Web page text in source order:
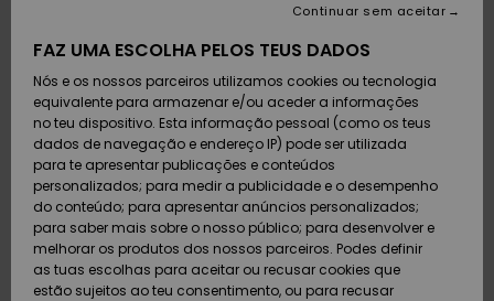
Calçado e
chinelos
Surfe/água
Snow
Calçado e
chinelos
Surfe/água
Neve
MULHER
chegados
Highlights
Snow
SURF
Crianças
Highlights
Community
SNOW
Artigos
Criança
Snow Shop
Feminino
Highlights
DUPLA
PROMO
Criança
Outlet
Mulher
Devoluções
Pagamento
Cartão
presente
Quiksilver
Freedom
FAZ UMA ESCOLHA PELOS TEUS DADOS
Nós e os nossos parceiros utilizamos cookies ou tecnologia
equivalente para armazenar e/ou aceder a informações
no teu dispositivo. Esta informação pessoal (como os teus
dados de navegação e endereço IP) pode ser utilizada
para te apresentar publicações e conteúdos
personalizados; para medir a publicidade e o desempenho
do conteúdo; para apresentar anúncios personalizados;
para saber mais sobre o nosso público; para desenvolver e
melhorar os produtos dos nossos parceiros. Podes definir
as tuas escolhas para aceitar ou recusar cookies que
estão sujeitos ao teu consentimento, ou para recusar
Continuar sem aceitar